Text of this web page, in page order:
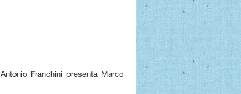
Franchini presenta Marco